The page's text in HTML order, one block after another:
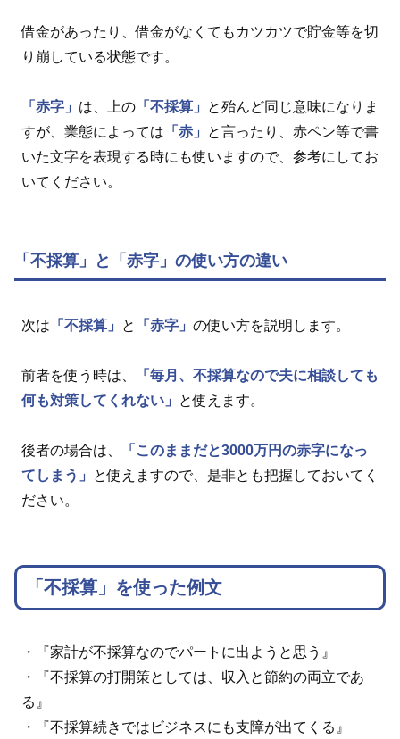
借金があったり、借金がなくてもカツカツで貯金等を切
り崩している状態です。
「赤字」 は、上の 「不採算」
と殆んど同じ意味になりま
すが、業態によっては 「赤」
と言ったり、赤ペン等で書
いた文字を表現する時にも使いますので、参考にしてお
いてください。
「不採算」と「赤字」の使い方の違い
次は 「不採算」 と 「赤字」 の使い方を説明します。
前者を使う時は、
「毎月、不採算なので夫に相談しても
何も対策してくれない」
と使えます。
後者の場合は、
「このままだと3000万円の赤字になっ
てしまう」
と使えますので、是非とも把握しておいてく
ださい。
「不採算」を使った例文
・『家計が不採算なのでパートに出ようと思う』
・『不採算の打開策としては、収入と節約の両立であ
る』
・『不採算続きではビジネスにも支障が出てくる』